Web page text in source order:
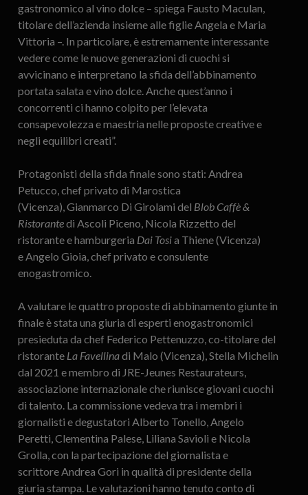
gastronomico al vino dolce – spiega Fausto Maculan,
titolare dell’azienda insieme alle figlie Angela e Maria
Vittoria –. In particolare, è estremamente interessante
vedere come le nuove generazioni di cuochi si
avvicinano e interpretano la sfida dell’abbinamento
portata salata e vino dolce. Anche quest’anno i
concorrenti ci hanno colpito per l’elevata
consapevolezza e maestria nelle proposte creative e
negli equilibri creati”.
Protagonisti della sfida finale sono stati: Andrea
Petucco, chef privato di Marostica
(Vicenza), Gianmarco Di Girolami del Blob Caffè &
Ristorantedi Ascoli Piceno, Nicola Rizzetto del
ristorante e hamburgeria Dai Tosia Thiene (Vicenza)
e Angelo Gioia, chef privato e consulente
enogastromico. ​
A valutare le quattro proposte di abbinamento giunte in
finale è stata una giuria di esperti enogastronomici
presieduta da chef Federico Pettenuzzo, co-titolare del
ristorante La Favellinadi Malo (Vicenza), Stella Michelin
dal 2021 e membro di JRE-Jeunes Restaurateurs,
associazione internazionale che riunisce giovani cuochi
di talento. La commissione vedeva tra i membri i
giornalisti e degustatori Alberto Tonello, Angelo
Peretti, Clementina Palese, Liliana Savioli e Nicola
Grolla, con la partecipazione del giornalista e
scrittore Andrea Gori in qualità di presidente della
giuria stampa. Le valutazioni hanno tenuto conto di